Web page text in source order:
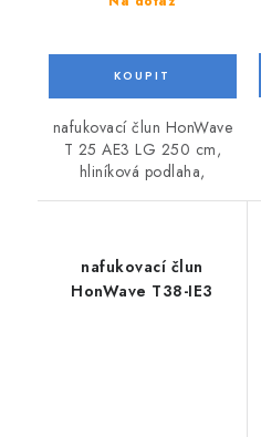
nafukovací člun HonWave
T 25 AE3 LG 250 cm,
hliníková podlaha,
nafukovací člun
HonWave T38-IE3